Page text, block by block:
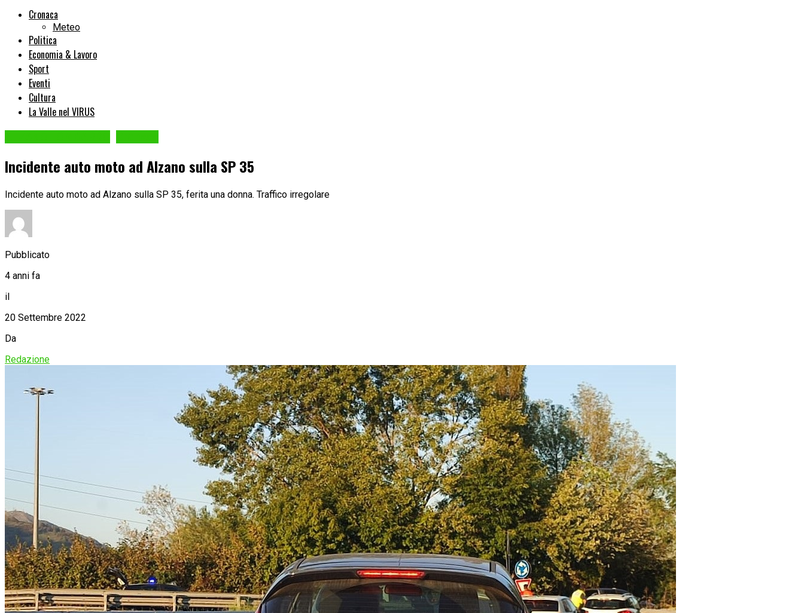
Cronaca
Meteo
Politica
Economia & Lavoro
Sport
Eventi
Cultura
La Valle nel VIRUS
Incidente auto moto ad Alzano sulla SP 35
Incidente auto moto ad Alzano sulla SP 35, ferita una donna. Traffico irregolare
Pubblicato
4 anni fa
il
20 Settembre 2022
Da
Redazione